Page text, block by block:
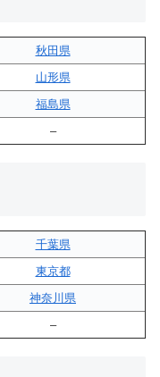
秋田県
山形県
福島県
–
千葉県
東京都
神奈川県
–